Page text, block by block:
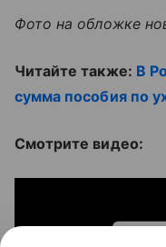
Фото на обложке
Читайте также: В
сумма пособия по
Смотрите видео: